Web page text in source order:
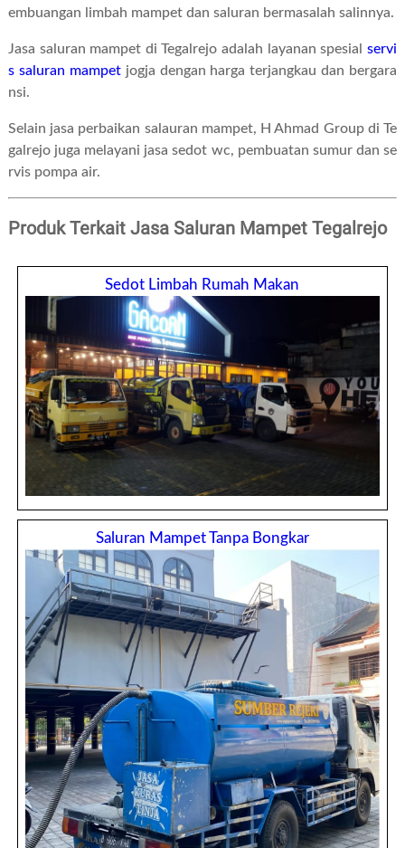
embuangan limbah mampet dan saluran bermasalah salinnya.
Jasa saluran mampet di Tegalrejo adalah layanan spesialservi
s saluran mampetjogja dengan harga terjangkau dan bergara
nsi.
Selain jasa perbaikan salauran mampet, H Ahmad Group di Te
galrejo juga melayani jasa sedot wc, pembuatan sumur dan se
rvis pompa air.
Produk Terkait Jasa Saluran Mampet Tegalrejo
Sedot Limbah Rumah Makan
Saluran Mampet Tanpa Bongkar